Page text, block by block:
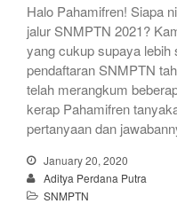
Halo Pahamifren! Siapa
jalur SNMPTN 2021?
yang cukup supaya lebih
pendaftaran SNMPTN
telah merangkum
kerap Pahamifren
pertanyaan dan
January 20, 2020
Aditya Perdana Putra
SNMPTN